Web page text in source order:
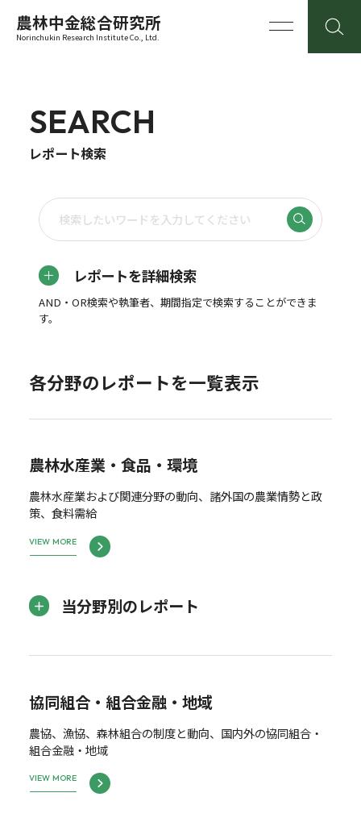
農林中金総合研究所
Norinchukin Research Institute Co., Ltd.
SEARCH
レポート検索
レポートを詳細検索
AND・OR検索や執筆者、期間指定で検索することができま
す。
各分野のレポートを一覧表示
農林水産業・食品・環境
農林水産業および関連分野の動向、諸外国の農業情勢と政
策、食料需給
VIEW MORE
当分野別のレポート
協同組合・組合金融・地域
農協、漁協、森林組合の制度と動向、国内外の協同組合・
組合金融・地域
VIEW MORE